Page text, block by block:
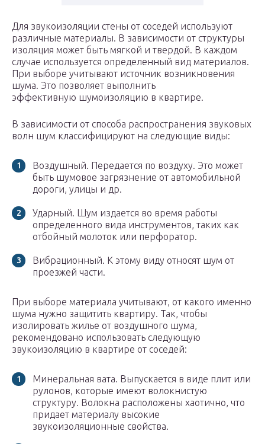
Для звукоизоляции стены от соседей используют
различные материалы. В зависимости от структуры
изоляция может быть мягкой и твердой. В каждом
случае используется определенный вид материалов.
При выборе учитывают источник возникновения
шума. Это позволяет выполнить
эффективную шумоизоляцию в квартире.
В зависимости от способа распространения звуковых
волн шум классифицируют на следующие виды:
Воздушный. Передается по воздуху. Это может
быть шумовое загрязнение от автомобильной
дороги, улицы и др.
Ударный. Шум издается во время работы
определенного вида инструментов, таких как
отбойный молоток или перфоратор.
Вибрационный. К этому виду относят шум от
проезжей части.
При выборе материала учитывают, от какого именно
шума нужно защитить квартиру. Так, чтобы
изолировать жилье от воздушного шума,
рекомендовано использовать следующую
звукоизоляцию в квартире от соседей:
Минеральная вата. Выпускается в виде плит или
рулонов, которые имеют волокнистую
структуру. Волокна расположены хаотично, что
придает материалу высокие
звукоизоляционные свойства.